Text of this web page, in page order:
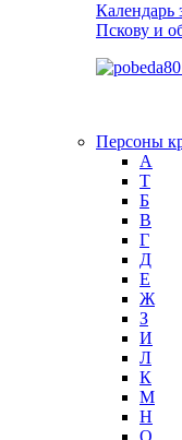
Календарь
Пскову и
Персоны
А
T
Б
В
Г
Д
Е
Ж
З
И
Л
К
М
Н
О